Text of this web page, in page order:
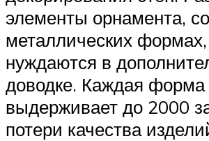
элементы орнамента,
металлических
нуждаются в
доводке. Каждая форма
выдерживает до 2000
потери качества